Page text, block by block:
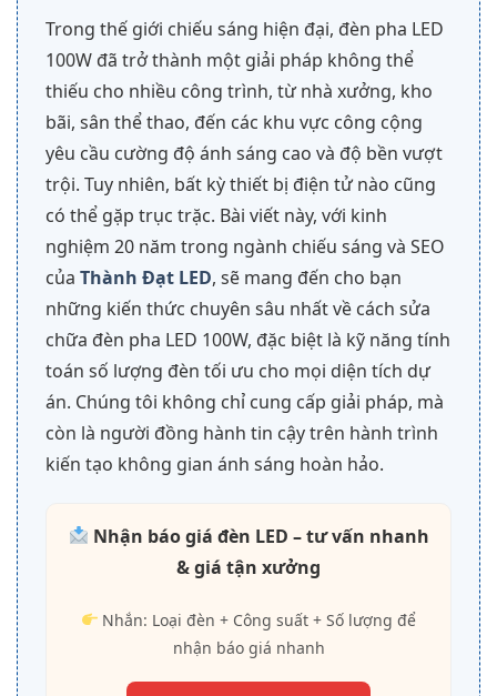
Trong thế giới chiếu sáng hiện đại, đèn pha LED
100W đã trở thành một giải pháp không thể
thiếu cho nhiều công trình, từ nhà xưởng, kho
bãi, sân thể thao, đến các khu vực công cộng
yêu cầu cường độ ánh sáng cao và độ bền vượt
trội. Tuy nhiên, bất kỳ thiết bị điện tử nào cũng
có thể gặp trục trặc. Bài viết này, với kinh
nghiệm 20 năm trong ngành chiếu sáng và SEO
của Thành Đạt LED, sẽ mang đến cho bạn
những kiến thức chuyên sâu nhất về cách sửa
chữa đèn pha LED 100W, đặc biệt là kỹ năng tính
toán số lượng đèn tối ưu cho mọi diện tích dự
án. Chúng tôi không chỉ cung cấp giải pháp, mà
còn là người đồng hành tin cậy trên hành trình
kiến tạo không gian ánh sáng hoàn hảo.
Nhận báo giá đèn LED – tư vấn nhanh
& giá tận xưởng
Nhắn: Loại đèn + Công suất + Số lượng để
nhận báo giá nhanh